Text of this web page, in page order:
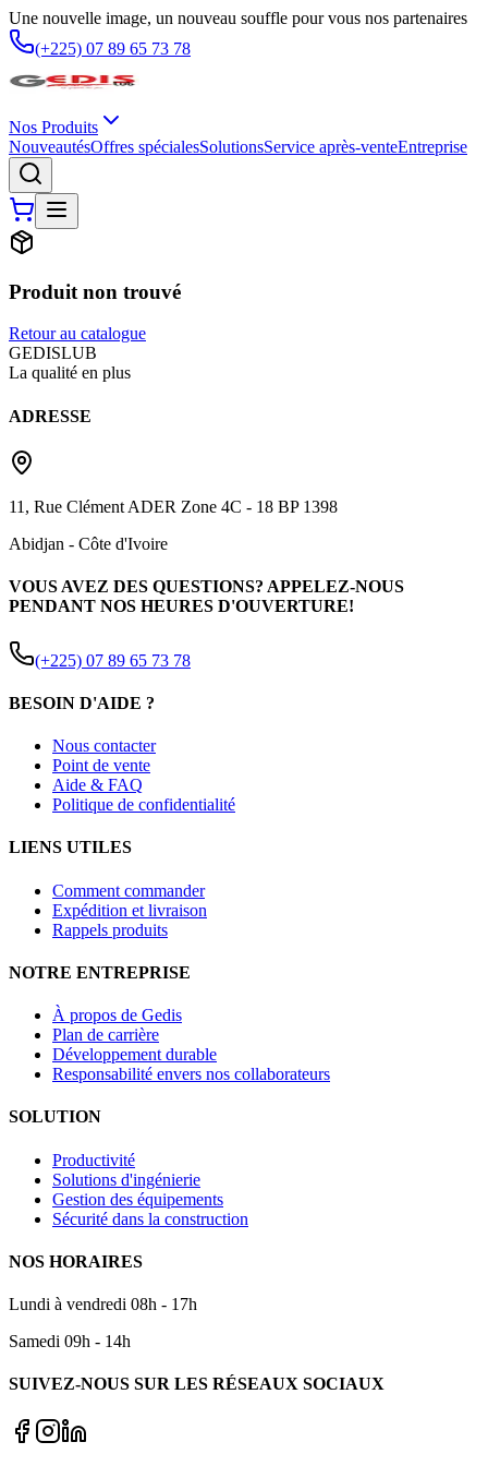
Une nouvelle image, un nouveau souffle pour vous nos partenaires
(+225) 07 89 65 73 78
Nos Produits
NouveautésOffres spécialesSolutionsService après-venteEntreprise
Produit non trouvé
Retour au catalogue
GEDISLUB
La qualité en plus
ADRESSE
11, Rue Clément ADER Zone 4C - 18 BP 1398
Abidjan - Côte d'Ivoire
VOUS AVEZ DES QUESTIONS? APPELEZ-NOUS
PENDANT NOS HEURES D'OUVERTURE!
(+225) 07 89 65 73 78
BESOIN D'AIDE ?
Nous contacter
Point de vente
Aide & FAQ
Politique de confidentialité
LIENS UTILES
Comment commander
Expédition et livraison
Rappels produits
NOTRE ENTREPRISE
À propos de Gedis
Plan de carrière
Développement durable
Responsabilité envers nos collaborateurs
SOLUTION
Productivité
Solutions d'ingénierie
Gestion des équipements
Sécurité dans la construction
NOS HORAIRES
Lundi à vendredi 08h - 17h
Samedi 09h - 14h
SUIVEZ-NOUS SUR LES RÉSEAUX SOCIAUX